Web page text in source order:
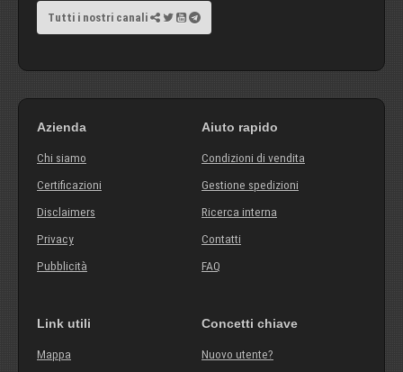
Tutti i nostri canali
Azienda
Chi siamo
Certificazioni
Disclaimers
Privacy
Pubblicità
Aiuto rapido
Condizioni di vendita
Gestione spedizioni
Ricerca interna
Contatti
FAQ
Link utili
Mappa
Concetti chiave
Nuovo utente?